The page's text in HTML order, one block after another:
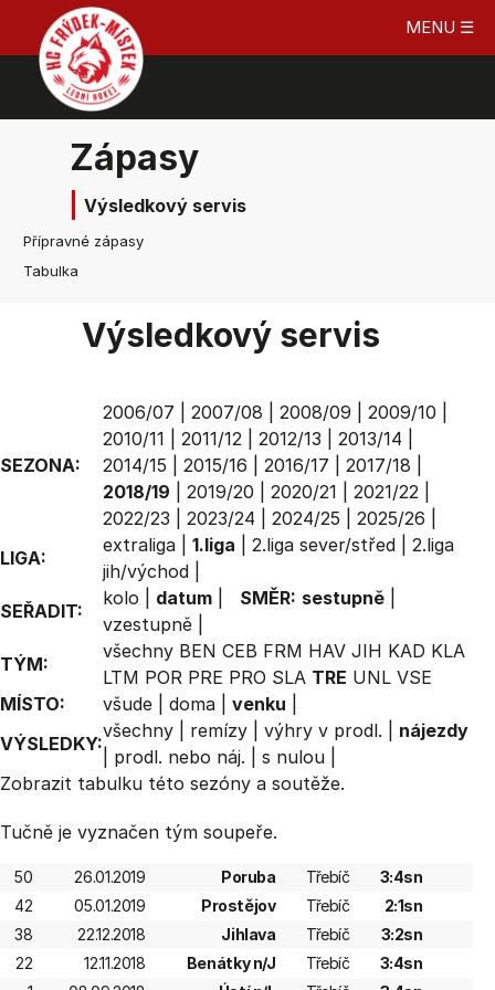
MENU ☰
Zápasy
Výsledkový servis
Přípravné zápasy
Tabulka
Výsledkový servis
SEZONA:
2006/07 2007/08 2008/09 2009/10
2010/11
2011/12 2012/13 2013/14
2014/15
2015/16 2016/17 2017/18
2018/19
2019/20 2020/21 2021/22
2022/23
2023/24 2024/25 2025/26
LIGA:
extraliga 1.liga 2.liga sever/střed
2.liga
jih/východ
SEŘADIT:
kolo datum SMĚR: sestupně
vzestupně
TÝM:
všechny BEN CEB FRM HAV JIH KAD KLA
LTM POR PRE PRO SLA TRE UNL VSE
MÍSTO:
všude doma venku
VÝSLEDKY:
všechny remízy výhry v prodl.
nájezdy
prodl. nebo náj. s nulou
Zobrazit tabulku této sezóny a soutěže.
Tučně je vyznačen tým soupeře.
50 26.01.2019 Poruba Třebíč
3:4sn
42
05.01.2019 Prostějov Třebíč
2:1sn
38
22.12.2018 Jihlava Třebíč
3:2sn
22
12.11.2018 Benátky n/J Třebíč
3:4sn